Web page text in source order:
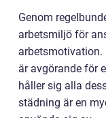
Genom
arbetsmiljö för
arbetsmotivation.
är avgörande för
håller sig alla
städning är en